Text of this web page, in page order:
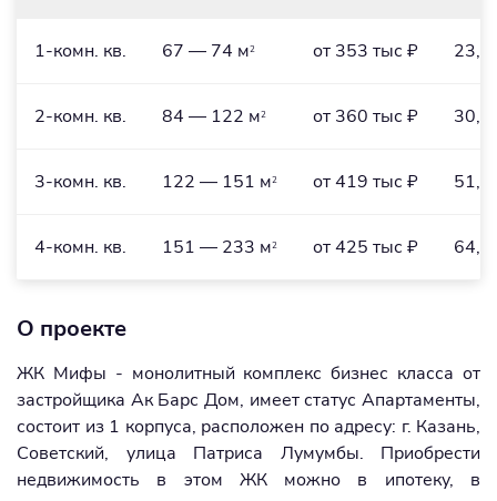
1-комн. кв. 67 — 74 м2 от 353 тыс ₽
2-комн. кв. 84 — 122 м2 от 360 тыс ₽
3-комн. кв. 122 — 151 м2 от 419 тыс ₽
4-комн. кв. 151 — 233 м2 от 425 тыс ₽
О проекте
ЖК Мифы - монолитный комплекс бизнес класса от
застройщика Ак Барс Дом, имеет статус Апартаменты,
состоит из 1 корпуса, расположен по адресу: г. Казань,
Советский, улица Патриса Лумумбы. Приобрести
недвижимость в этом ЖК можно в ипотеку, в